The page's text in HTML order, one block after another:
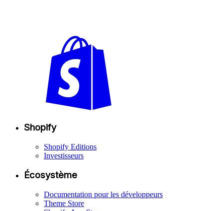
Shopify
Shopify Editions
Investisseurs
Écosystème
Documentation pour les développeurs
Theme Store